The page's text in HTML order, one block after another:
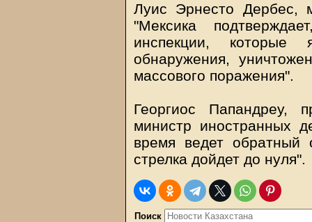
Луис Эрнесто Дербес,
"Мексика
инспекции, которые
обнаружения,
массового поражения".
Георгиос Папандреу,
министр иностранных
время ведет обратный
стрелка дойдет до нуля".
Поиск